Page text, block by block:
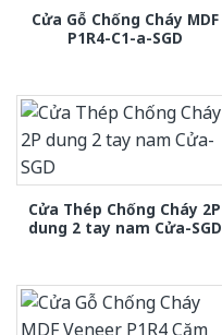
Cửa Gỗ Chống Cháy MDF
P1R4-C1-a-SGD
Cửa Thép Chống Cháy 2P
dung 2 tay nam Cửa-SGD